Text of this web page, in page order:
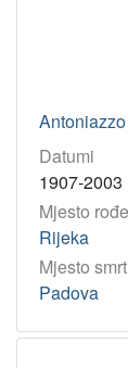
Datumi
1907-2003
Mjesto
Rijeka
Mjesto
Padova